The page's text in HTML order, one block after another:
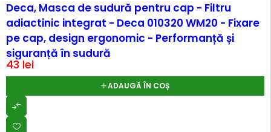
Deca, Masca de sudură pentru cap - Filtru
adiactinic integrat - Deca 010320 WM20 - Fixare
pe cap, design ergonomic - Performanță și
siguranță în sudură
43lei
ADAUGĂ ÎN COȘ